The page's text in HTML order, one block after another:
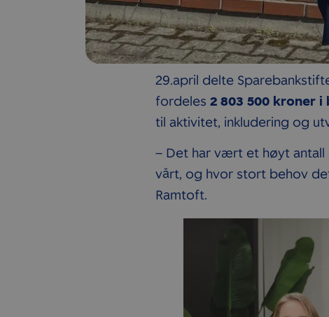
29.april delte
fordeles 2 803 500 kroner
til aktivitet, inkludering og
– Det har vært et høyt antall
vårt, og hvor stort behov
Ramtoft.